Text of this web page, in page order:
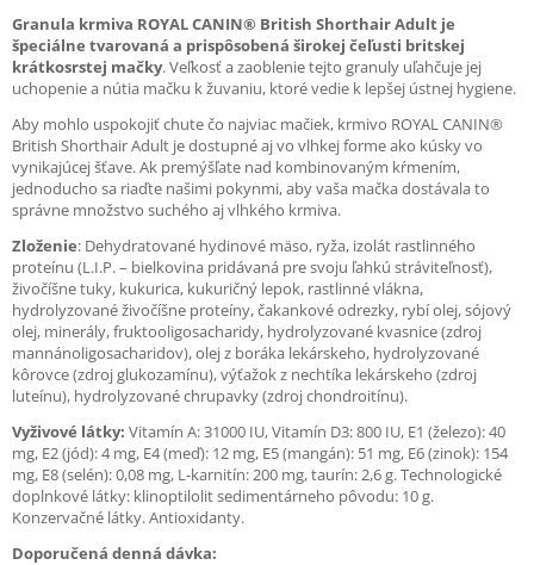
Granula krmiva ROYAL CANIN® British Shorthair Adult je
špeciálne tvarovaná a prispôsobená širokej čeľusti britskej
krátkosrstej mačky. Veľkosť a zaoblenie tejto granuly uľahčuje jej
uchopenie a nútia mačku k žuvaniu, ktoré vedie k lepšej ústnej hygiene.
Aby mohlo uspokojiť chute čo najviac mačiek, krmivo ROYAL CANIN®
British Shorthair Adult je dostupné aj vo vlhkej forme ako kúsky vo
vynikajúcej šťave. Ak premýšľate nad kombinovaným kŕmením,
jednoducho sa riaďte našimi pokynmi, aby vaša mačka dostávala to
správne množstvo suchého aj vlhkého krmiva.
Zloženie: Dehydratované hydinové mäso, ryža, izolát rastlinného
proteínu (L.I.P. – bielkovina pridávaná pre svoju ľahkú stráviteľnosť),
živočíšne tuky, kukurica, kukuričný lepok, rastlinné vlákna,
hydrolyzované živočíšne proteíny, čakankové odrezky, rybí olej, sójový
olej, minerály, fruktooligosacharidy, hydrolyzované kvasnice (zdroj
mannánoligosacharidov), olej z boráka lekárskeho, hydrolyzované
kôrovce (zdroj glukozamínu), výťažok z nechtíka lekárskeho (zdroj
luteínu), hydrolyzované chrupavky (zdroj chondroitínu).
Vyživové látky: Vitamín A: 31000 IU, Vitamín D3: 800 IU, E1 (železo): 40
mg, E2 (jód): 4 mg, E4 (meď): 12 mg, E5 (mangán): 51 mg, E6 (zinok): 154
mg, E8 (selén): 0,08 mg, L-karnitín: 200 mg, taurín: 2,6 g. Technologické
doplnkové látky: klinoptilolit sedimentárneho pôvodu: 10 g.
Konzervačné látky. Antioxidanty.
Doporučená denná dávka: